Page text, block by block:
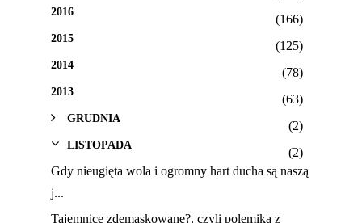
2016
(166)
2015
(125)
2014
(78)
2013
(63)
GRUDNIA
(2)
LISTOPADA
(2)
Gdy nieugięta wola i ogromny hart ducha są naszą
j...
Tajemnice zdemaskowane?, czyli polemika z